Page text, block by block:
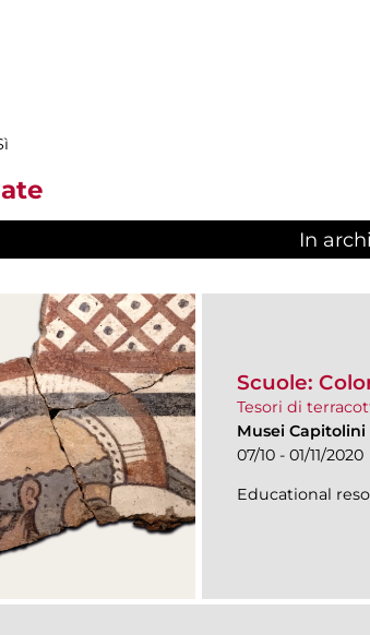
In
Scuole:
Tesori di
Musei
07/10 - 01/11/2020
Educational